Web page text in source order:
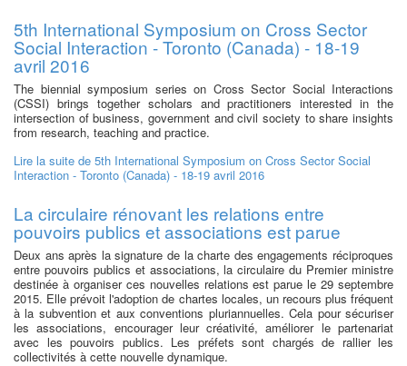
5th International Symposium on Cross Sector
Social Interaction - Toronto (Canada) - 18-19
avril 2016
The biennial symposium series on Cross Sector Social Interactions
(CSSI) brings together scholars and practitioners interested in the
intersection of business, government and civil society to share insights
from research, teaching and practice.
Lire la suite de 5th International Symposium on Cross Sector Social
Interaction - Toronto (Canada) - 18-19 avril 2016
La circulaire rénovant les relations entre
pouvoirs publics et associations est parue
Deux ans après la signature de la charte des engagements réciproques
entre pouvoirs publics et associations, la circulaire du Premier ministre
destinée à organiser ces nouvelles relations est parue le 29 septembre
2015. Elle prévoit l'adoption de chartes locales, un recours plus fréquent
à la subvention et aux conventions pluriannuelles. Cela pour sécuriser
les associations, encourager leur créativité, améliorer le partenariat
avec les pouvoirs publics. Les préfets sont chargés de rallier les
collectivités à cette nouvelle dynamique.